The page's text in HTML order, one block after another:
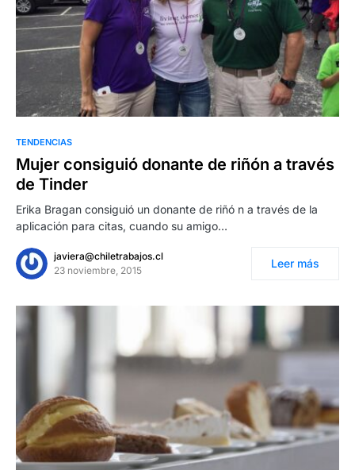
TENDENCIAS
Mujer consiguió donante de riñón a través
de Tinder
Erika Bragan consiguió un donante de riñó n a través de la
aplicación para citas, cuando su amigo…
javiera@chiletrabajos.cl
23 noviembre, 2015
Leer más